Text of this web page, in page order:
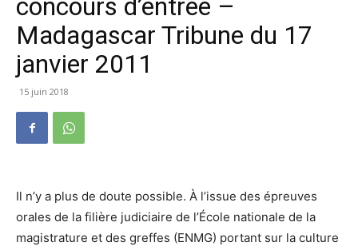
concours d’entrée –
Madagascar Tribune du 17
janvier 2011
15 juin 2018
Il n’y a plus de doute possible. À l’issue des épreuves
orales de la filière judiciaire de l’École nationale de la
magistrature et des greffes (ENMG) portant sur la culture